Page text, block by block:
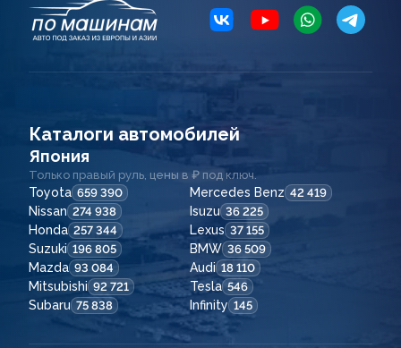
Каталоги автомобилей
Япония
Только правый руль, цены в ₽ под ключ.
Toyota 659 390 Mercedes Benz 42 419
Nissan 274 938 Isuzu 36 225
Honda 257 344 Lexus 37 155
Suzuki 196 805 BMW 36 509
Mazda 93 084 Audi 18 110
Mitsubishi 92 721 Tesla 546
Subaru 75 838 Infinity 145